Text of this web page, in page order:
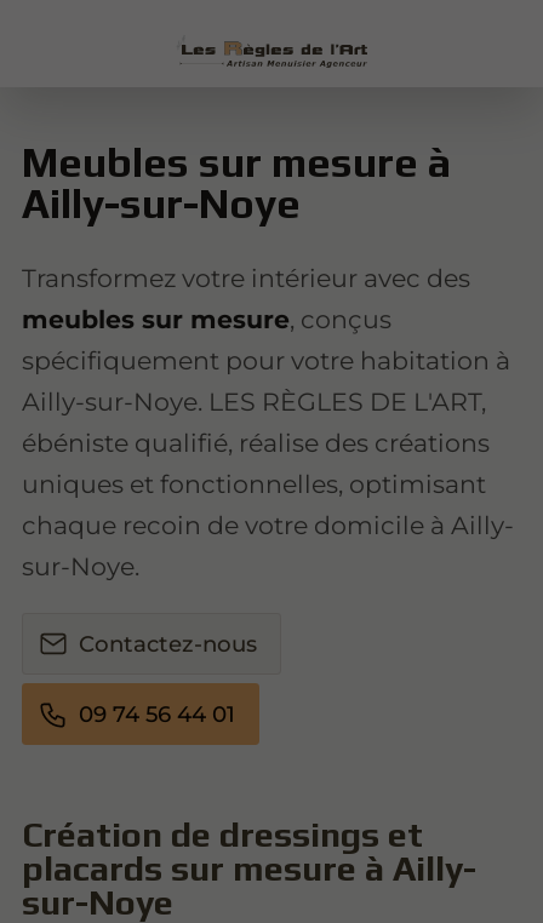
Meubles sur mesure à
Ailly-sur-Noye
Transformez votre intérieur avec des
meubles sur mesure, conçus
spécifiquement pour votre habitation à
Ailly-sur-Noye. LES RÈGLES DE L'ART,
ébéniste qualifié, réalise des créations
uniques et fonctionnelles, optimisant
chaque recoin de votre domicile à Ailly-
sur-Noye.
Contactez-nous
09 74 56 44 01
Création de dressings et
placards sur mesure à Ailly-
sur-Noye